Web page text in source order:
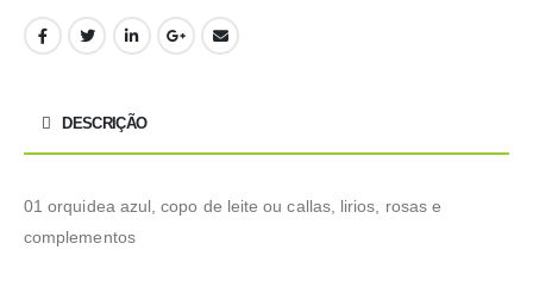
DESCRIÇÃO
01 orquidea azul, copo de leite ou callas, lirios, rosas e
complementos